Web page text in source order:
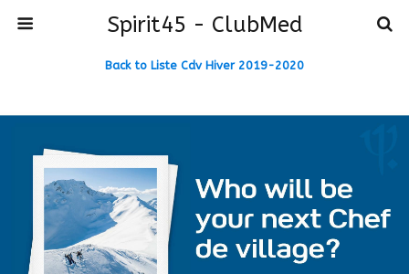
Spirit45 - ClubMed
Back to Liste Cdv Hiver 2019-2020